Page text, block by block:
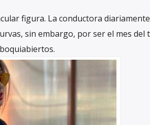
figura. La conductora
sin embargo, por ser el mes del